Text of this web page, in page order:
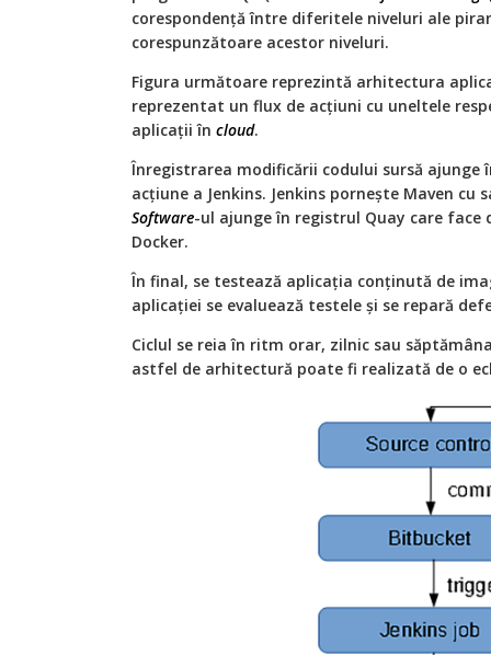
corespondenţă între diferitele niveluri ale
corespunzătoare acestor niveluri.
Figura următoare reprezintă arhitectura
reprezentat un flux de acţiuni cu uneltele
aplicaţii în cloud.
Înregistrarea modificării codului sursă ajunge
acţiune a Jenkins. Jenkins porneşte Maven cu
Software-ul ajunge în registrul Quay care face
Docker.
În final, se testează aplicaţia conţinută de
aplicaţiei se evaluează testele şi se repară
Ciclul se reia în ritm orar, zilnic sau
astfel de arhitectură poate fi realizată de o